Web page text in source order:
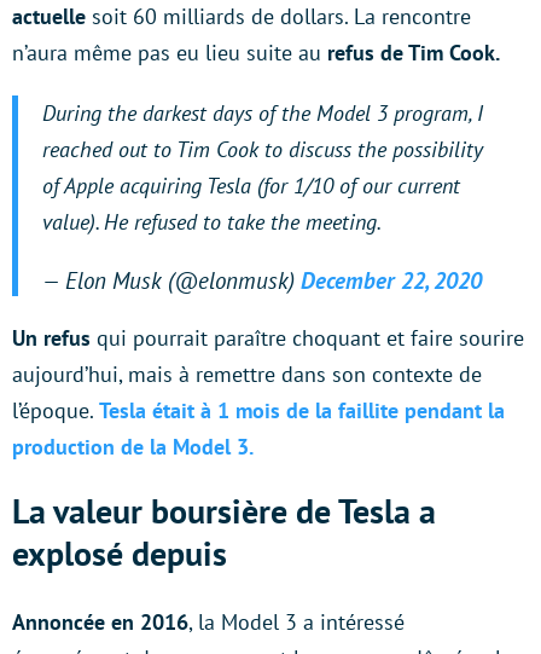
actuelle soit 60 milliards de dollars. La rencontre
n’aura même pas eu lieu suite au refus de Tim Cook.
During the darkest days of the Model 3 program, I
reached out to Tim Cook to discuss the possibility
of Apple acquiring Tesla (for 1/10 of our current
value). He refused to take the meeting.
— Elon Musk (@elonmusk) December 22, 2020
Un refus qui pourrait paraître choquant et faire sourire
aujourd’hui, mais à remettre dans son contexte de
l’époque. Tesla était à 1 mois de la faillite pendant la
production de la Model 3.
La valeur boursière de Tesla a
explosé depuis
Annoncée en 2016, la Model 3 a intéressé